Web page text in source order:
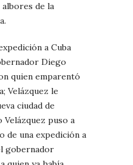
de la
a Cuba
Diego
quien emparentó
Velázquez le
ciudad de
Velázquez puso a
de una expedición a
gobernador